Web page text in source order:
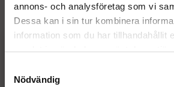
annons- och analysföretag som vi
Dessa kan i sin tur kombinera
information som du har tillhandahållit
samlat in när du har använt deras
Nödvändig
info@micrologistic.com
order@micrologistic.com
support@micrologistic.com
187 66 Täby